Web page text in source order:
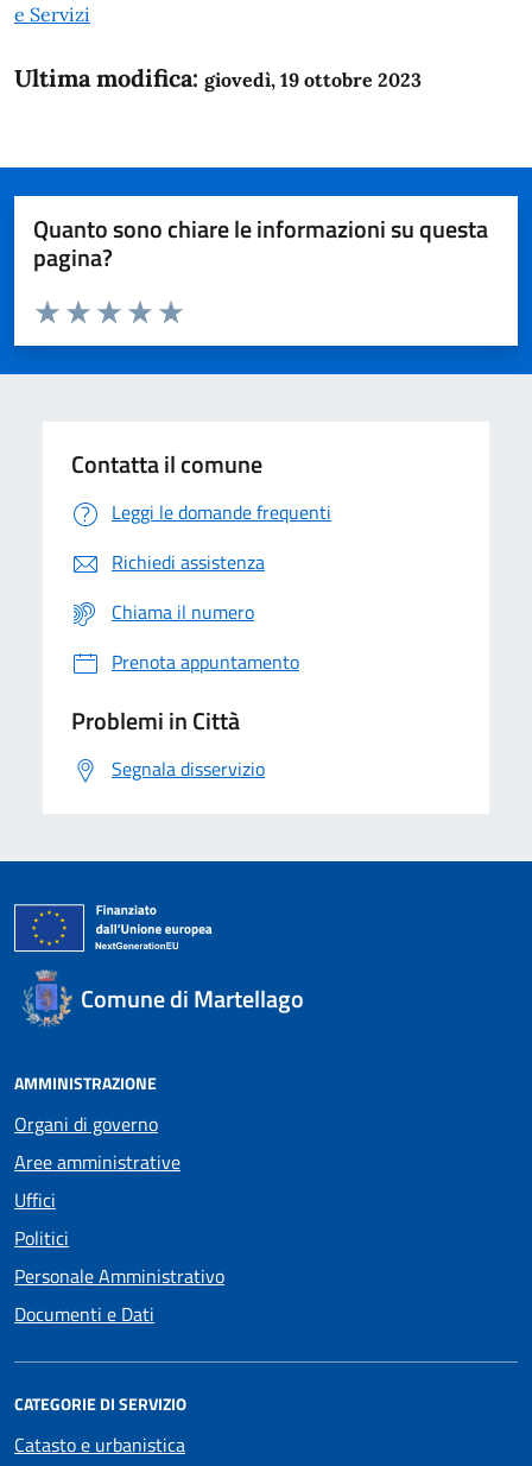
e Servizi
Ultima modifica: giovedì, 19 ottobre 2023
Quanto sono chiare le informazioni su questa
pagina?
Domanda
Valuta da 1 a 5 stelle la pagina
Valuta 5 stelle su 5
Valuta 4 stelle su 5
Valuta 3 stelle su 5
Valuta 2 stelle su 5
Valuta 1 stelle su 5
Contatta il comune
Leggi le domande frequenti
Richiedi assistenza
Chiama il numero
Prenota appuntamento
Problemi in Città
Segnala disservizio
Comune di Martellago
AMMINISTRAZIONE
Organi di governo
Aree amministrative
Uffici
Politici
Personale Amministrativo
Documenti e Dati
CATEGORIE DI SERVIZIO
Catasto e urbanistica